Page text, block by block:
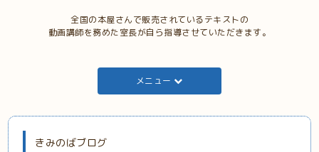
全国の本屋さんで販売されているテキストの
動画講師を務めた室長が自ら指導させていただきます。
メニュー
きみのばブログ